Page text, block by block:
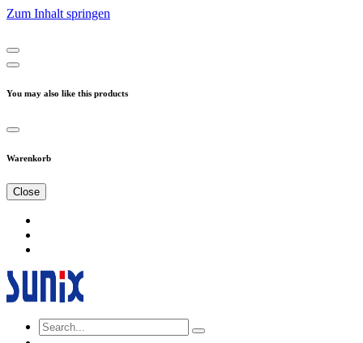
Zum Inhalt springen
You may also like this products
Warenkorb
Close